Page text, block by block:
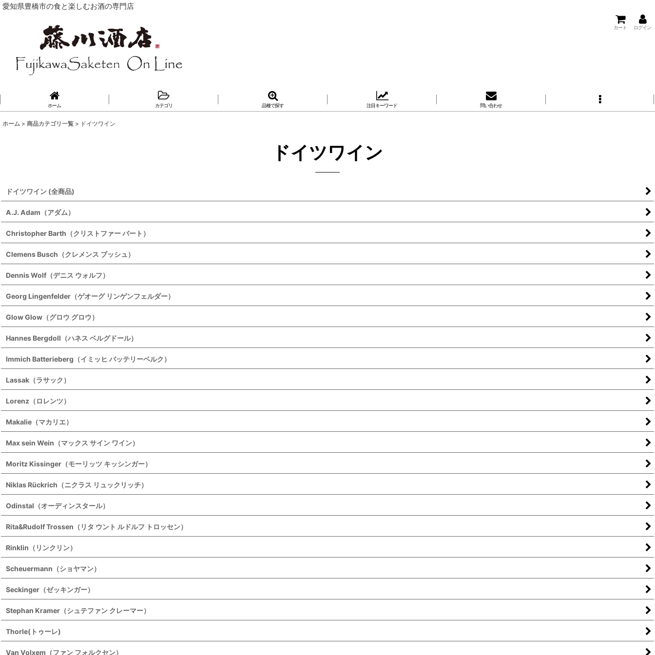
愛知県豊橋市の食と楽しむお酒の専門店
カート ログイン
ホーム カテゴリ 品種で探す 注目キーワード 問い合わせ
ホーム > 商品カテゴリ一覧 > ドイツワイン
ドイツワイン
ドイツワイン (全商品)
A.J. Adam（アダム）
Christopher Barth（クリストファー バート）
Clemens Busch（クレメンス ブッシュ）
Dennis Wolf（デニス ウォルフ）
Georg Lingenfelder（ゲオーグ リンゲンフェルダー）
Glow Glow（グロウ グロウ）
Hannes Bergdoll（ハネス ベルグドール）
Immich Batterieberg（イミッヒ バッテリーベルク）
Lassak（ラサック）
Lorenz（ロレンツ）
Makalie（マカリエ）
Max sein Wein（マックス サイン ワイン）
Moritz Kissinger（モーリッツ キッシンガー）
Niklas Rückrich（ニクラス リュックリッチ）
Odinstal（オーディンスタール）
Rita&Rudolf Trossen（リタ ウント ルドルフ トロッセン）
Rinklin（リンクリン）
Scheuermann（ショヤマン）
Seckinger（ゼッキンガー）
Stephan Kramer（シュテファン クレーマー）
Thorle(トゥーレ)
Van Volxem（ファン フォルクセン）